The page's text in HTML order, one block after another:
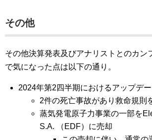
その他
その他決算発表及びアナリストとのカン
で気になった点は以下の通り。
2024年第2四半期におけるアップデー
2件の死亡事故があり救命規則
蒸気発電原子力事業の一部を
S.A. （EDF）に売却